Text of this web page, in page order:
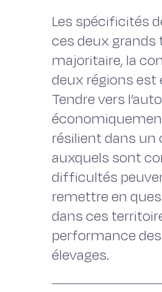
Les spécificités
ces deux grands
majoritaire, la
deux régions est
Tendre vers
résilient dans
auxquels sont
difficultés
remettre en
dans ces
performance
élevages.